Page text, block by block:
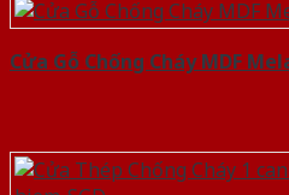
Cửa Gỗ Chống Cháy MDF